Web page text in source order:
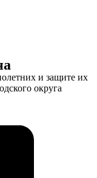
и защите их
округа